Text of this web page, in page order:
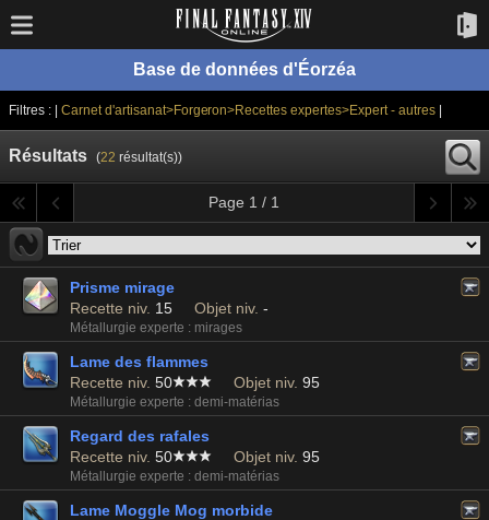
Base de données d'Éorzéa
Filtres : | Carnet d'artisanat>Forgeron>Recettes expertes>Expert - autres|
Résultats (22 résultat(s))
Page 1 / 1
Prisme mirage
Recette niv. 15 Objet niv. -
Métallurgie experte : mirages
Lame des flammes
Recette niv. 50 Objet niv. 95
Métallurgie experte : demi-matérias
Regard des rafales
Recette niv. 50 Objet niv. 95
Métallurgie experte : demi-matérias
Lame Moggle Mog morbide